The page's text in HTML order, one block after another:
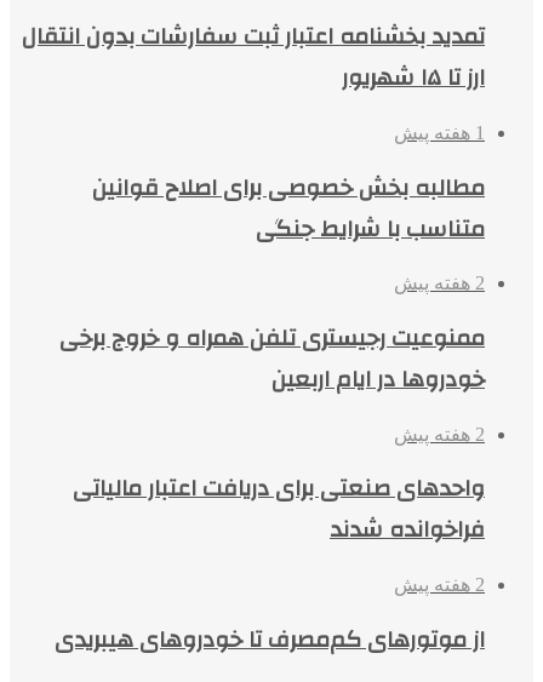
تمدید بخشنامه اعتبار ثبت سفارشات بدون انتقال
ارز تا ۱۵ شهریور
1 هفته پیش
مطالبه بخش خصوصی برای اصلاح قوانین
متناسب با شرایط جنگی
2 هفته پیش
ممنوعیت رجیستری تلفن همراه و خروج برخی
خودروها در ایام اربعین
2 هفته پیش
واحدهای صنعتی برای دریافت اعتبار مالیاتی
فراخوانده شدند
2 هفته پیش
از موتورهای کم‌مصرف تا خودروهای هیبریدی